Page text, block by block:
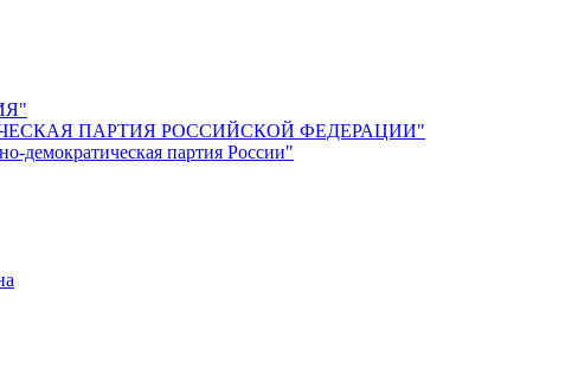
ПАРТИЯ РОССИЙСКОЙ ФЕДЕРАЦИИ"
демократическая партия России"